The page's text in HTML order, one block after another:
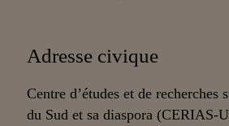
Adresse civique
Centre d’études et de recherches
du Sud et sa diaspora (CERIAS-